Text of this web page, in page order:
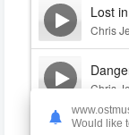
Lost
Chris
Chris
Would like